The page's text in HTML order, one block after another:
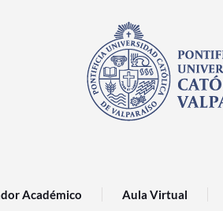
Académico Aula Virtual